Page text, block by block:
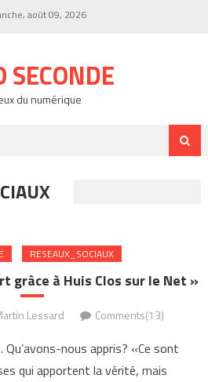
août 09, 2026
SECONDE
du numérique
RESEAUX_SOCIAUX
grâce à Huis Clos sur le Net »
Lessard Comments(13)
nous appris? «Ce sont
qui apportent la vérité, mais